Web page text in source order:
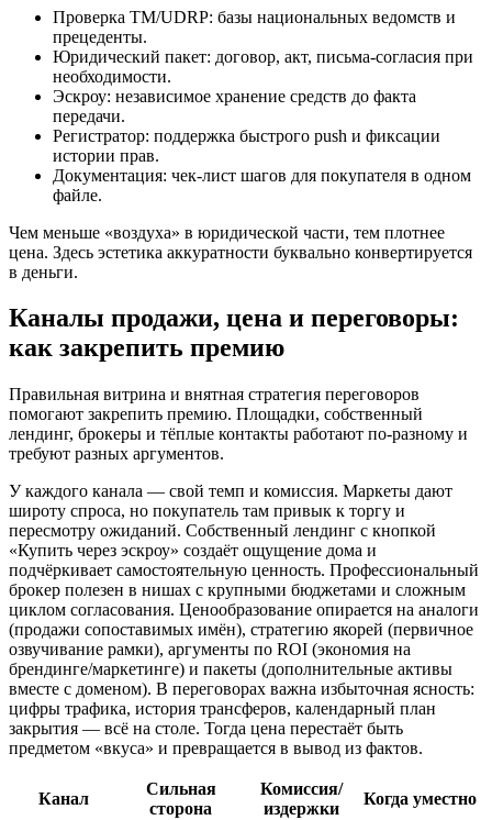
Проверка ТМ/UDRP: базы национальных ведомств и
прецеденты.
Юридический пакет: договор, акт, письма-согласия при
необходимости.
Эскроу: независимое хранение средств до факта
передачи.
Регистратор: поддержка быстрого push и фиксации
истории прав.
Документация: чек-лист шагов для покупателя в одном
файле.
Чем меньше «воздуха» в юридической части, тем плотнее
цена. Здесь эстетика аккуратности буквально конвертируется
в деньги.
Каналы продажи, цена и переговоры:
как закрепить премию
Правильная витрина и внятная стратегия переговоров
помогают закрепить премию. Площадки, собственный
лендинг, брокеры и тёплые контакты работают по-разному и
требуют разных аргументов.
У каждого канала — свой темп и комиссия. Маркеты дают
широту спроса, но покупатель там привык к торгу и
пересмотру ожиданий. Собственный лендинг с кнопкой
«Купить через эскроу» создаёт ощущение дома и
подчёркивает самостоятельную ценность. Профессиональный
брокер полезен в нишах с крупными бюджетами и сложным
циклом согласования. Ценообразование опирается на аналоги
(продажи сопоставимых имён), стратегию якорей (первичное
озвучивание рамки), аргументы по ROI (экономия на
брендинге/маркетинге) и пакеты (дополнительные активы
вместе с доменом). В переговорах важна избыточная ясность:
цифры трафика, история трансферов, календарный план
закрытия — всё на столе. Тогда цена перестаёт быть
предметом «вкуса» и превращается в вывод из фактов.
Канал
Сильная
сторона
Комиссия/
издержки
Когда уместно